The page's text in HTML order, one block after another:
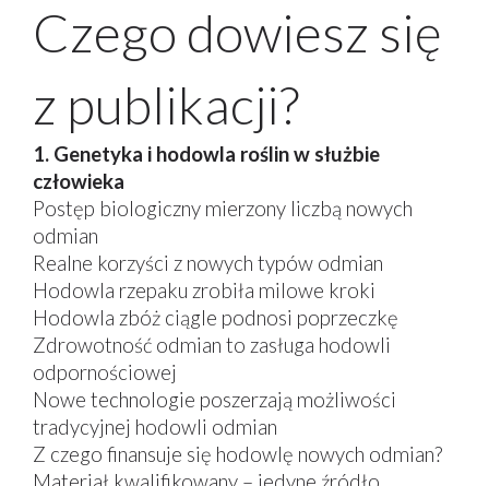
Czego dowiesz się
z publikacji?
1. Genetyka i hodowla roślin w służbie
człowieka
Postęp biologiczny mierzony liczbą nowych
odmian
Realne korzyści z nowych typów odmian
Hodowla rzepaku zrobiła milowe kroki
Hodowla zbóż ciągle podnosi poprzeczkę
Zdrowotność odmian to zasługa hodowli
odpornościowej
Nowe technologie poszerzają możliwości
tradycyjnej hodowli odmian
Z czego finansuje się hodowlę nowych odmian?